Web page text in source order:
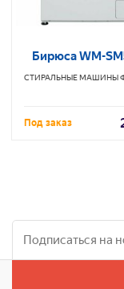
Бирюса WM-
Под заказ